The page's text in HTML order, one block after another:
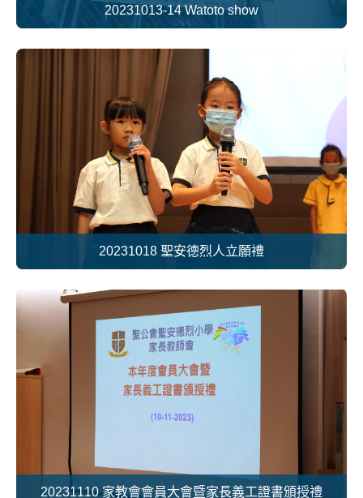
20231013-14 Watoto show
20231018 聖安德烈人立願禮
20231110 家教會會員大會暨家長義工證書頒授禮